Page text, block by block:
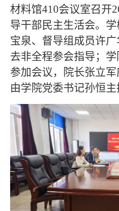
材料馆410会议室召开2
导干部民主生活会。 学
宝泉、 督导组成员许广
去非全程参会指导；
参加会议，院长张立
由学院党委书记孙恒主